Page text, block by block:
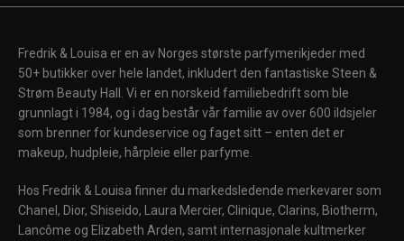
Fredrik & Louisa er en av Norges største parfymerikjeder med
50+ butikker over hele landet, inkludert den fantastiske Steen &
Strøm Beauty Hall. Vi er en norskeid familiebedrift som ble
grunnlagt i 1984, og i dag består vår familie av over 600 ildsjeler
som brenner for kundeservice og faget sitt – enten det er
makeup, hudpleie, hårpleie eller parfyme.
Hos Fredrik & Louisa finner du markedsledende merkevarer som
Chanel, Dior, Shiseido, Laura Mercier, Clinique, Clarins, Biotherm,
Lancôme og Elizabeth Arden, samt internasjonale kultmerker